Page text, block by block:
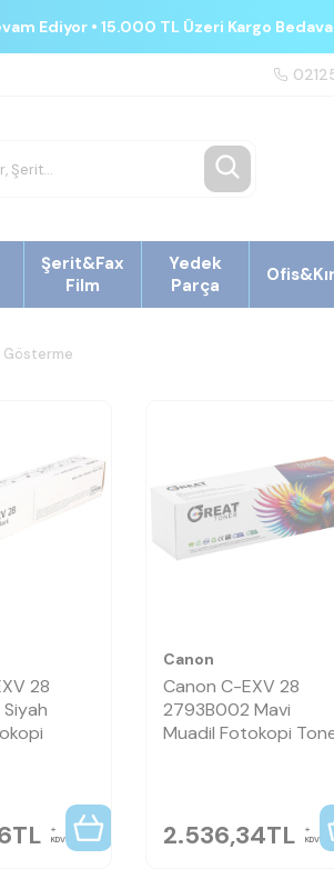
Ediyor • 15.000 TL Üzeri Kargo Bedava
Şerit&Fax
Film
Yedek
Parça
28
TL KDV
Canon
Canon C-EXV 28
2793B002 Mavi
Muadil Fotokopi
2.536,34TL KDV